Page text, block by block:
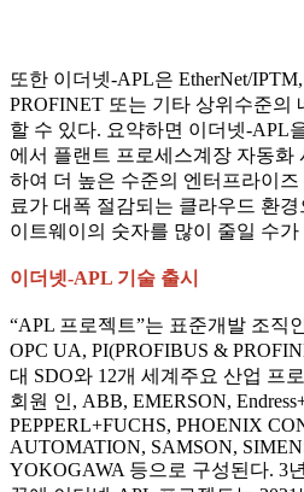
또한 이더넷-APL은 EtherNet/
PROFINET 또는 기타 상위수준의
할 수 있다. 요약하면 이더넷-APL
에서 플랜트 프로세스계장 자동화
하여 더 높은 수준의 엔터프라이
료가 대폭 절감되는 클라우드 환
이트웨이의 숫자를 많이 줄일 수가
이더넷-APL 기술 출시
“APL 프로젝트”는 표준개발 조직
OPC UA, PI(PROFIBUS &
대 SDO와 12개 세계주요 산업 프
회원 인, ABB, EMERSON,
PEPPERL+FUCHS, PHOENIX
AUTOMATION, SAMSON,
YOKOGAWA 등으로 구성된다. 3